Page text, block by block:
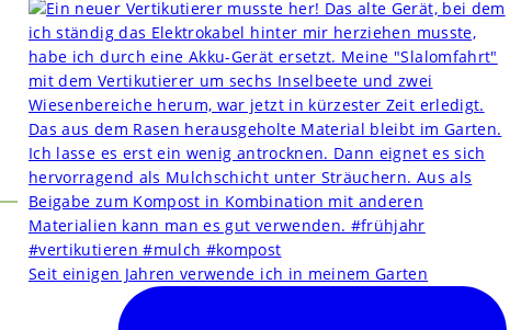
Seit einigen Jahren verwende ich in meinem Garten